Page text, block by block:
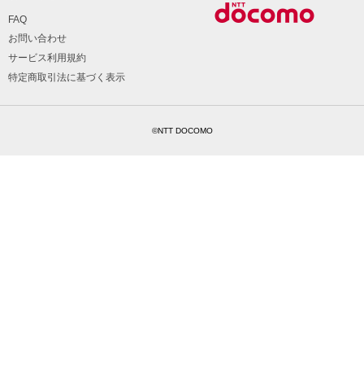
FAQ
お問い合わせ
サービス利用規約
特定商取引法に基づく表示
©NTT DOCOMO